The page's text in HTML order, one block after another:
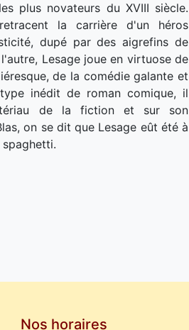
plus novateurs du XVIII siècle.
la carrière d'un héros
dupé par des aigrefins de
Lesage joue en virtuose de
de la comédie galante et
inédit de roman comique, il
de la fiction et sur son
on se dit que Lesage eût été à
Nos horaires